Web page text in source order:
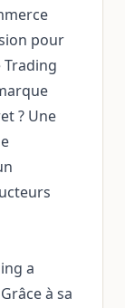
pour
Trading
? Une
a
à sa